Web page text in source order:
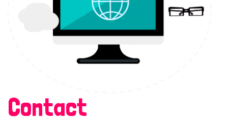
Contact